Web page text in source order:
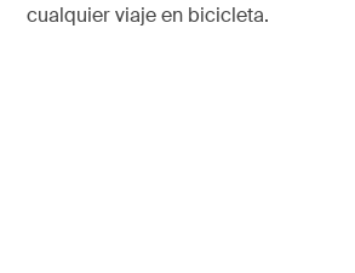
cualquier viaje en bicicleta.